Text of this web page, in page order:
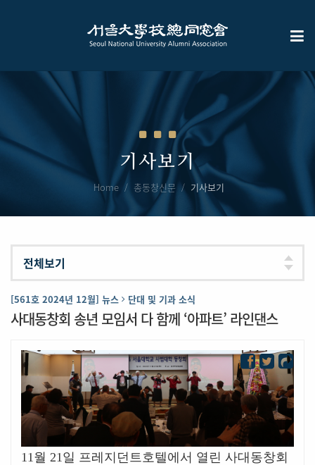
기사보기
Home 총동창신문 기사보기
[561호 2024년 12월] 뉴스 단대 및 기과 소식
사대동창회 송년 모임서 다 함께 ‘아파트’ 라인댄스
11 월 21 일 프레지던트호텔에서 열린 사대동창회